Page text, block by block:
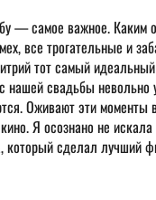
— самое важное. Каким
все трогательные и
тот самый
нашей свадьбы
Оживают эти моменты
Я осознано не
который сделал лучший